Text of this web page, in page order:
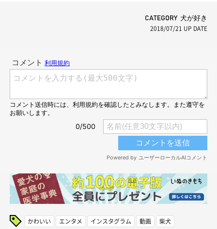
CATEGORY 犬が好き
2018/07/21 UP DATE
かわいい エンタメ インスタグラム 動画 柴犬